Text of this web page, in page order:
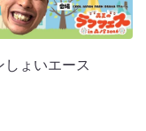
しょいエース